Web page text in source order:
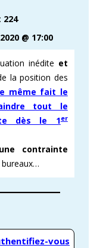
224
@ 17:00
inédite et
la position des
même fait le
tout le
dès le 1er
contrainte
vous